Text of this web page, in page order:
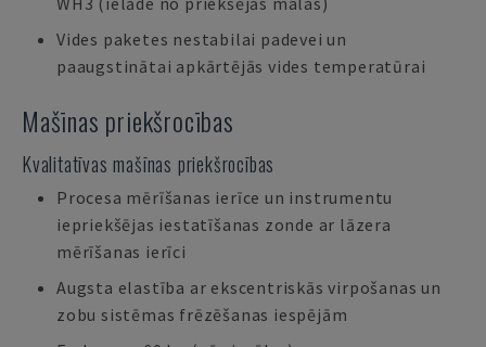
Vides paketes nestabilai padevei un
paaugstinātai apkārtējās vides temperatūrai
Mašīnas priekšrocības
Kvalitatīvas mašīnas priekšrocības
Procesa mērīšanas ierīce un instrumentu
iepriekšējas iestatīšanas zonde ar lāzera
mērīšanas ierīci
Augsta elastība ar ekscentriskās virpošanas un
zobu sistēmas frēzēšanas iespējām